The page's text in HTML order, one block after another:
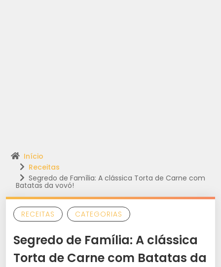
Início
Receitas
Segredo de Família: A clássica Torta de Carne com
Batatas da vovó!
RECEITAS CATEGORIAS
Segredo de Família: A clássica
Torta de Carne com Batatas da